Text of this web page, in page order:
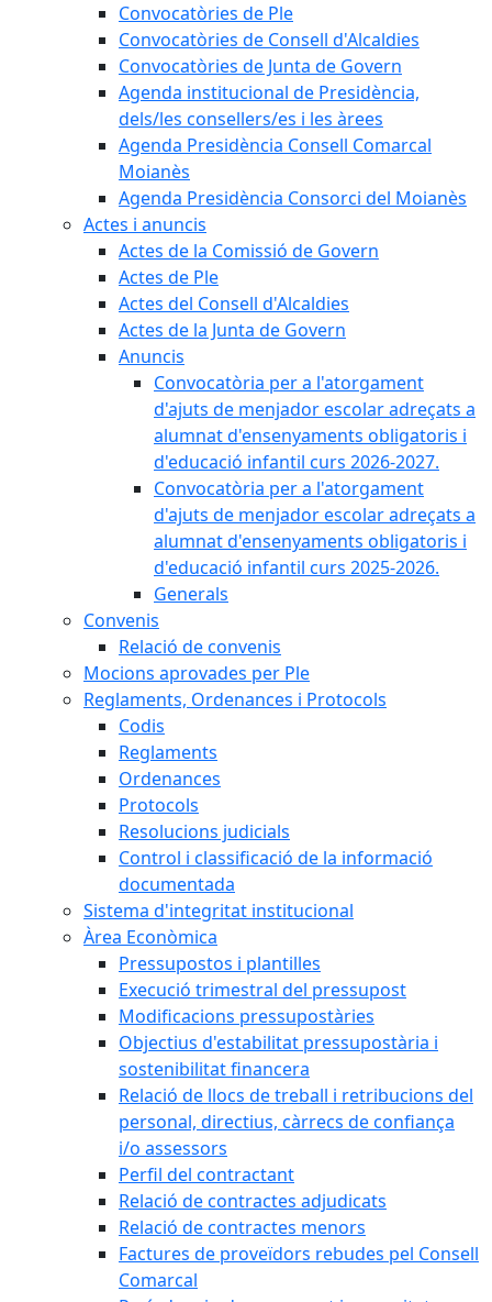
Convocatòries de Ple
Convocatòries de Consell d'Alcaldies
Convocatòries de Junta de Govern
Agenda institucional de Presidència,
dels/les consellers/es i les àrees
Agenda Presidència Consell Comarcal
Moianès
Agenda Presidència Consorci del Moianès
Actes i anuncis
Actes de la Comissió de Govern
Actes de Ple
Actes del Consell d'Alcaldies
Actes de la Junta de Govern
Anuncis
Convocatòria per a l'atorgament
d'ajuts de menjador escolar adreçats a
alumnat d'ensenyaments obligatoris i
d'educació infantil curs 2026-2027.
Convocatòria per a l'atorgament
d'ajuts de menjador escolar adreçats a
alumnat d'ensenyaments obligatoris i
d'educació infantil curs 2025-2026.
Generals
Convenis
Relació de convenis
Mocions aprovades per Ple
Reglaments, Ordenances i Protocols
Codis
Reglaments
Ordenances
Protocols
Resolucions judicials
Control i classificació de la informació
documentada
Sistema d'integritat institucional
Àrea Econòmica
Pressupostos i plantilles
Execució trimestral del pressupost
Modificacions pressupostàries
Objectius d'estabilitat pressupostària i
sostenibilitat financera
Relació de llocs de treball i retribucions del
personal, directius, càrrecs de confiança
i/o assessors
Perfil del contractant
Relació de contractes adjudicats
Relació de contractes menors
Factures de proveïdors rebudes pel Consell
Comarcal